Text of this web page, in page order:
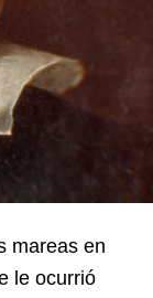
mareas en
le ocurrió